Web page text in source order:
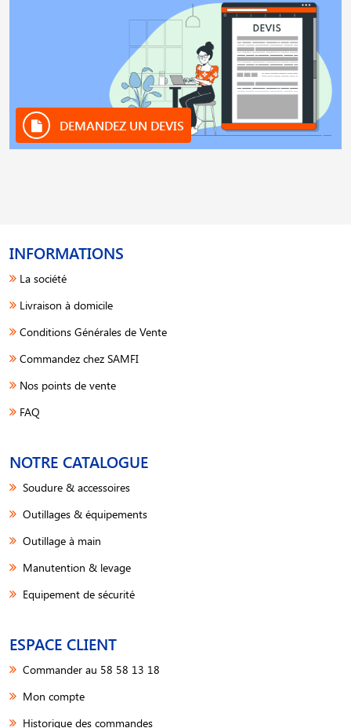
DEMANDEZ UN DEVIS
INFORMATIONS
La société
Livraison à domicile
Conditions Générales de Vente
Commandez chez SAMFI
Nos points de vente
FAQ
NOTRE CATALOGUE
Soudure & accessoires
Outillages & équipements
Outillage à main
Manutention & levage
Equipement de sécurité
ESPACE CLIENT
Commander au 58 58 13 18
Mon compte
Historique des commandes